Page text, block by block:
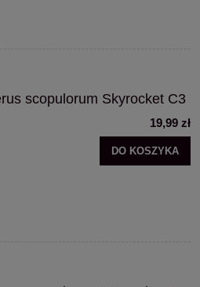
scopulorum Skyrocket C3
19,99 zł
DO KOSZYKA